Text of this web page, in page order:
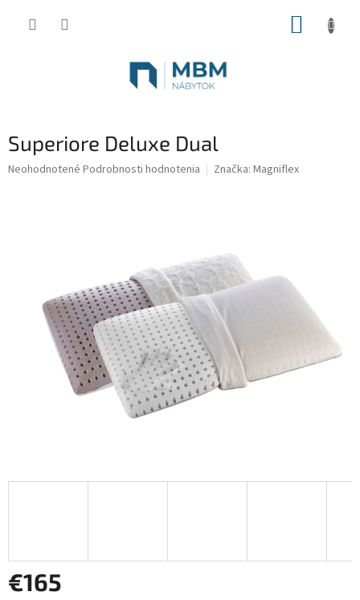
Superiore Deluxe Dual
Priemerné
Neohodnotené Podrobnosti hodnotenia Značka: Magniflex
€165